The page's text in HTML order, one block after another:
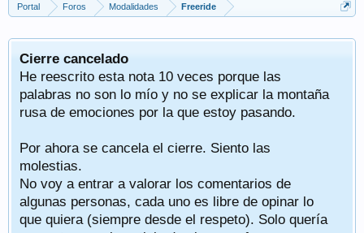
Portal Foros Modalidades Freeride
Cierre cancelado
He reescrito esta nota 10 veces porque las
palabras no son lo mío y no se explicar la montaña
rusa de emociones por la que estoy pasando.
Por ahora se cancela el cierre. Siento las
molestias.
No voy a entrar a valorar los comentarios de
algunas personas, cada uno es libre de opinar lo
que quiera (siempre desde el respeto). Solo quería